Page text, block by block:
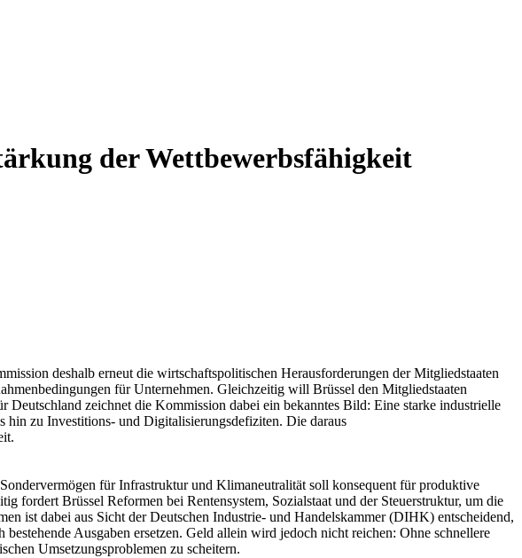
der Wettbewerbsfähigkeit
deshalb erneut die wirtschaftspolitischen Herausforderungen der Mitgliedstaaten
für Unternehmen. Gleichzeitig will Brüssel den Mitgliedstaaten
zeichnet die Kommission dabei ein bekanntes Bild: Eine starke industrielle
hin zu Investitions- und Digitalisierungsdefiziten. Die daraus
für Infrastruktur und Klimaneutralität soll konsequent für produktive
fordert Brüssel Reformen bei Rentensystem, Sozialstaat und der Steuerstruktur, um die
ist dabei aus Sicht der Deutschen Industrie- und Handelskammer (DIHK) entscheidend,
Ausgaben ersetzen. Geld allein wird jedoch nicht reichen: Ohne schnellere
Umsetzungsproblemen zu scheitern.